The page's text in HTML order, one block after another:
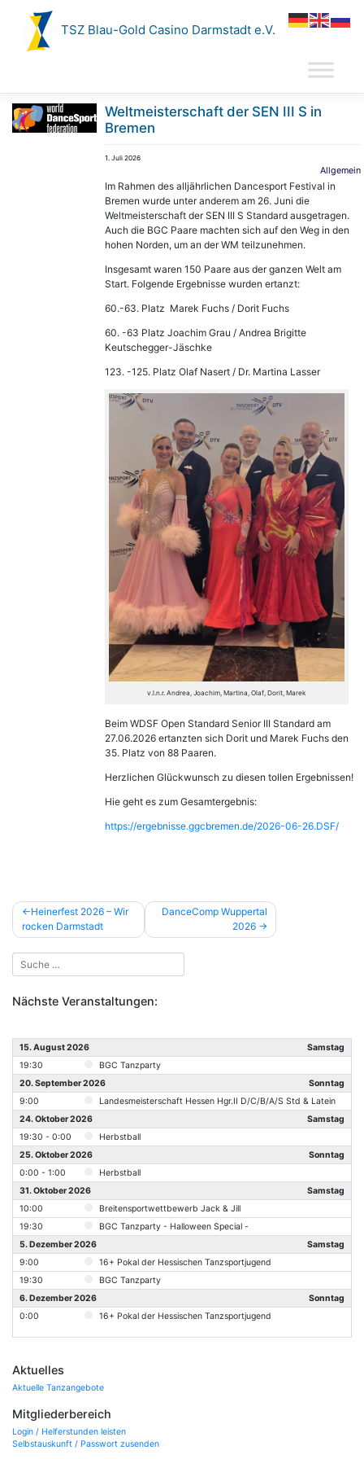
springen
TSZ Blau-Gold Casino Darmstadt e.V.
Nächste Veranstaltungen:
15. August 2026
Samstag
19:30
BGC Tanzparty
20. September 2026
Sonntag
9:00
Landesmeisterschaft Hessen Hgr.II D/C/B/A/S Std & Latein
24. Oktober 2026
Samstag
19:30 - 0:00
Herbstball
25. Oktober 2026
Sonntag
0:00 - 1:00
Herbstball
31. Oktober 2026
Samstag
10:00
Breitensportwettbewerb Jack & Jill
19:30
BGC Tanzparty - Halloween Special -
5. Dezember 2026
Samstag
9:00
16+ Pokal der Hessischen Tanzsportjugend
19:30
BGC Tanzparty
6. Dezember 2026
Sonntag
0:00
16+ Pokal der Hessischen Tanzsportjugend
Aktuelles
Aktuelle Tanzangebote
Mitgliederbereich
Login / Helferstunden leisten
Selbstauskunft / Passwort zusenden
Weltmeisterschaft der SEN III S in
Bremen
1. Juli 2026
Allgemein
Im Rahmen des alljährlichen Dancesport Festival in
Bremen wurde unter anderem am 26. Juni die
Weltmeisterschaft der SEN III S Standard ausgetragen.
Auch die BGC Paare machten sich auf den Weg in den
hohen Norden, um an der WM teilzunehmen.
Insgesamt waren 150 Paare aus der ganzen Welt am
Start. Folgende Ergebnisse wurden ertanzt:
60.-63. Platz Marek Fuchs / Dorit Fuchs
60. -63 Platz Joachim Grau / Andrea Brigitte
Keutschegger-Jäschke
123. -125. Platz Olaf Nasert / Dr. Martina Lasser
v.l.n.r. Andrea, Joachim, Martina, Olaf, Dorit, Marek
Beim WDSF Open Standard Senior III Standard am
27.06.2026 ertanzten sich Dorit und Marek Fuchs den
35. Platz von 88 Paaren.
Herzlichen Glückwunsch zu diesen tollen Ergebnissen!
Hie geht es zum Gesamtergebnis:
https://ergebnisse.ggcbremen.de/2026-06-26.DSF/
Beitragsnavigation
Heinerfest 2026 – Wir
rocken Darmstadt
DanceComp Wuppertal
2026